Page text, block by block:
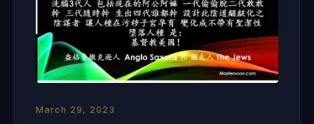
March 29, 2023